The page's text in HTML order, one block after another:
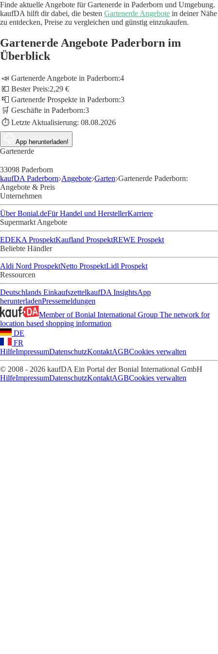
Finde aktuelle Angebote für Gartenerde in Paderborn und Umgebung.
kaufDA hilft dir dabei, die besten Gartenerde Angebote in deiner Nähe
zu entdecken, Preise zu vergleichen und günstig einzukaufen.
Gartenerde Angebote Paderborn im
Überblick
📣 Gartenerde Angebote in Paderborn:4
💶 Bester Preis:2,29 €
📮 Gartenerde Prospekte in Paderborn:3
🛒 Geschäfte in Paderborn:3
⏱️ Letzte Aktualisierung: 08.08.2026
App herunterladen!
Gartenerde
33098 Paderborn
kaufDA Paderborn Angebote Garten Gartenerde Paderborn:
Angebote & Preis
Unternehmen
Über Bonial.deFür Handel und HerstellerKarriere
Supermarkt Angebote
EDEKA ProspektKaufland ProspektREWE Prospekt
Beliebte Händler
Aldi Nord ProspektNetto ProspektLidl Prospekt
Ressourcen
Deutschlands EinkaufszettelkaufDA InsightsApp
herunterladenPressemeldungen
Member of Bonial International Group The network for
location based shopping information
DE
FR
HilfeImpressumDatenschutzKontaktAGBCookies verwalten
© 2008 - 2026 kaufDA Ein Portal der Bonial International GmbH
HilfeImpressumDatenschutzKontaktAGBCookies verwalten